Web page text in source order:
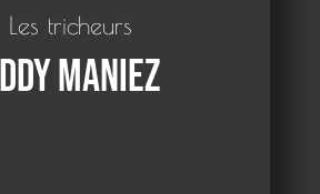
Les tricheurs
Maniez